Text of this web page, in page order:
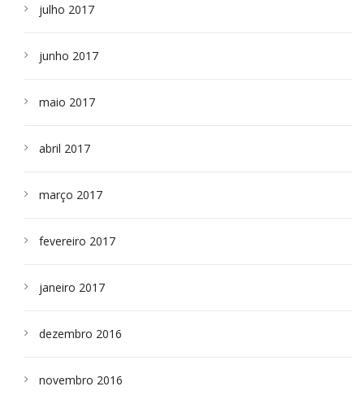
julho 2017
junho 2017
maio 2017
abril 2017
março 2017
fevereiro 2017
janeiro 2017
dezembro 2016
novembro 2016